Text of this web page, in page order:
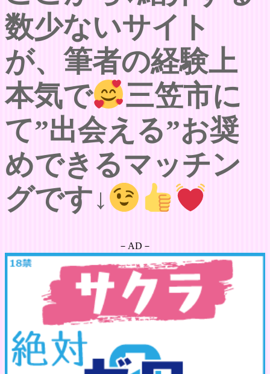
数少ないサイト
が、筆者の経験上
本気で
三笠市に
て”出会える”お奨
めできるマッチン
グです↓
－AD－